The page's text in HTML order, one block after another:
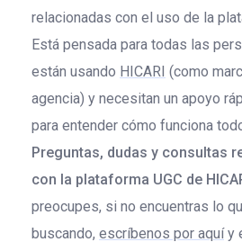
relacionadas con el uso de la
Está pensada para todas las
están usando HICARI (como
agencia) y necesitan un apoyo
para entender cómo funciona
Preguntas, dudas y consultas
con la plataforma UGC de
preocupes, si no encuentras lo
buscando, escríbenos por aquíy